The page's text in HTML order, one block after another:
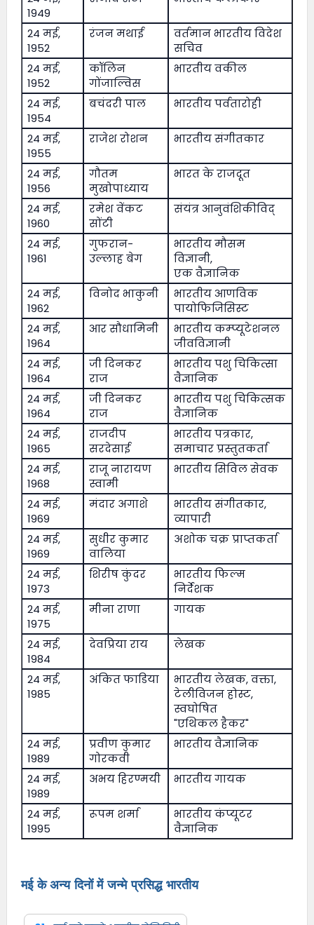
1949
24 मई,
1952
रंजन मथाई
वर्तमान भारतीय विदेश
सचिव
24 मई,
1952
कॉलिन
गोंजाल्विस
भारतीय वकील
24 मई,
1954
बचंदरी पाल भारतीय पर्वतारोही
24 मई,
1955
राजेश रोशन भारतीय संगीतकार
24 मई,
1956
गौतम
मुखोपाध्याय
भारत के राजदूत
24 मई,
1960
रमेश वेंकट
सोंटी
संयंत्र आनुवंशिकीविद्
24 मई,
1961
गुफरान-
उल्लाह बेग
भारतीय मौसम
विज्ञानी,
एक वैज्ञानिक
24 मई,
1962
विनोद भाकुनी
भारतीय आणविक
पायोफिजिसिस्ट
24 मई,
1964
आर सौधामिनी
भारतीय कम्प्यूटेशनल
जीवविज्ञानी
24 मई,
1964
जी दिनकर
राज
भारतीय पशु चिकित्सा
वैज्ञानिक
24 मई,
1964
जी दिनकर
राज
भारतीय पशु चिकित्सक
वैज्ञानिक
24 मई,
1965
राजदीप
सरदेसाई
भारतीय पत्रकार,
समाचार प्रस्तुतकर्ता
24 मई,
1968
राजू नारायण
स्वामी
भारतीय सिविल सेवक
24 मई,
1969
मंदार अगाशे
भारतीय संगीतकार,
व्यापारी
24 मई,
1969
सुधीर कुमार
वालिया
अशोक चक्र प्राप्तकर्ता
24 मई,
1973
शिरीष कुंदर
भारतीय फिल्म
निर्देशक
24 मई,
1975
मीना राणा गायक
24 मई,
1984
देवप्रिया राय लेखक
24 मई,
1985
अंकित फाडिया
भारतीय लेखक, वक्ता,
टेलीविजन होस्ट,
स्वघोषित
"एथिकल हैकर"
24 मई,
1989
प्रवीण कुमार
गोरकवी
भारतीय वैज्ञानिक
24 मई,
1989
अभय हिरण्मयी भारतीय गायक
24 मई,
1995
रूपम शर्मा
भारतीय कंप्यूटर
वैज्ञानिक
मई के अन्य दिनों में जन्मे प्रसिद्ध भारतीय